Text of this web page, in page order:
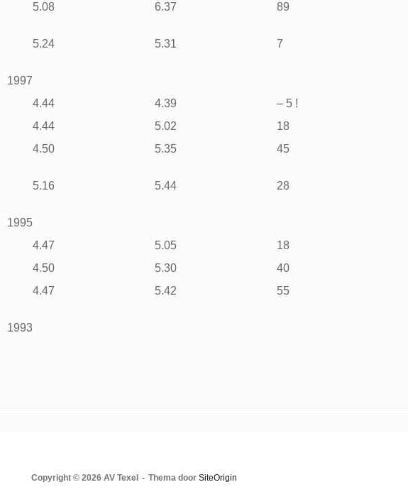
5.08 6.37 89
5.24 5.31 7
1997
4.44 4.39 – 5 !
4.44 5.02 18
4.50 5.35 45
5.16 5.44 28
1995
4.47 5.05 18
4.50 5.30 40
4.47 5.42 55
1993
Copyright © 2026 AV Texel Thema door SiteOrigin